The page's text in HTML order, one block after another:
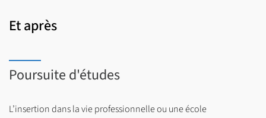
Et après
Poursuite d'études
L’insertion dans la vie professionnelle ou une école